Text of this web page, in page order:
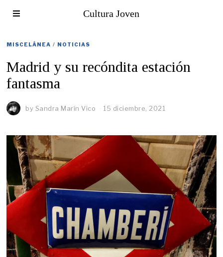
Cultura Joven
MISCELÁNEA / NOTICIAS
Madrid y su recóndita estación
fantasma
by Sandra Marín Vico 15 diciembre, 2021